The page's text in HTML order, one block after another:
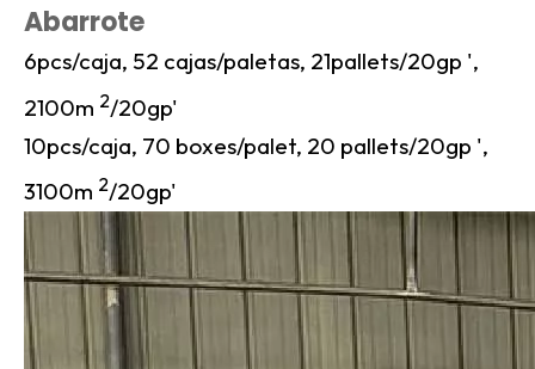
Abarrote
6pcs/caja, 52 cajas/paletas, 21pallets/20gp ',
2100m 2/20gp'
10pcs/caja, 70 boxes/palet, 20 pallets/20gp ',
3100m 2/20gp'